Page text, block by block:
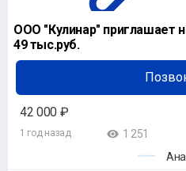
ООО "Кулинар" приглашает на
49 тыс.руб.
42 000 ₽
1 год назад 1 251